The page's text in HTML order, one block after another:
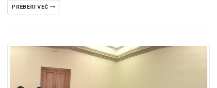
PREBERI VEČ